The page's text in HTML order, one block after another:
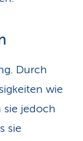
Durch
wie
sie jedoch
sie